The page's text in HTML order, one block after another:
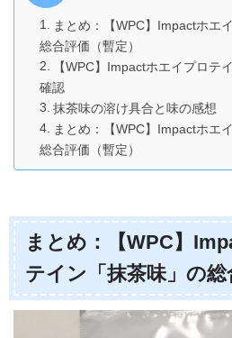
まとめ：【WPC】Impactホエ
総合評価（暫定）
【WPC】Impactホエイプロテ
確認
抹茶味の溶け具合と味の感想
まとめ：【WPC】Impactホエ
総合評価（暫定）
まとめ：【WPC】
テイン「抹茶味」の総